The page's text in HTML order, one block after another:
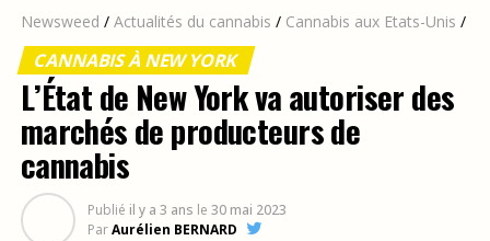
Newsweed / Actualités du cannabis / Cannabis aux Etats-Unis /
CANNABIS À NEW YORK
L’État de New York va autoriser des
marchés de producteurs de
cannabis
Publié il y a 3 ans le 30 mai 2023
ParAurélien BERNARD